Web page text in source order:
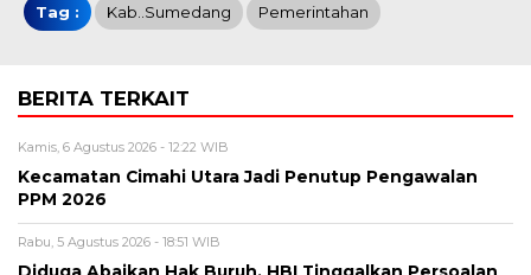
Tag : Kab..sumedang Pemerintahan
BERITA TERKAIT
Kamis, 6 Agustus 2026 - 12:22 WIB
Kecamatan Cimahi Utara Jadi Penutup Pengawalan
PPM 2026
Rabu, 5 Agustus 2026 - 18:51 WIB
Diduga Abaikan Hak Buruh, HBI Tinggalkan Persoalan